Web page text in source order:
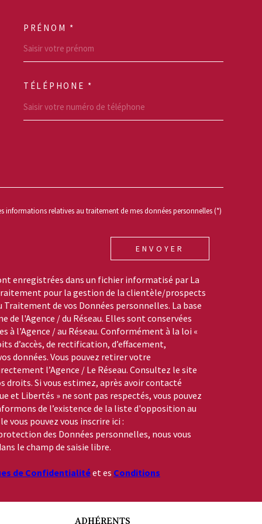
PRÉNOM *
TÉLÉPHONE *
relatives au traitement de mes données personnelles (*)
ENVOYER
enregistrées dans un fichier informatisé par La
pour la gestion de la clientèle/prospects
Traitement de vos Données personnelles. La base
l'Agence / du Réseau. Elles sont conservées
à l'Agence / au Réseau. Conformément à la loi «
d’accès, de rectification, d’effacement,
données. Vous pouvez retirer votre
l’Agence / Le Réseau. Consultez le site
droits. Si vous estimez, après avoir contacté
et Libertés » ne sont pas respectés, vous pouvez
de l’existence de la liste d'opposition au
vous pouvez vous inscrire ici :
des Données personnelles, nous vous
le champ de saisie libre.
de Confidentialitéet es Conditions
ADHÉRENTS